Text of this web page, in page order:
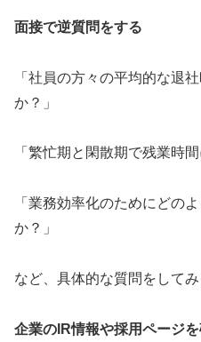
面接で逆質問をする
「社員の方々の平均的な退
か？」
「繁忙期と閑散期で残業時
「業務効率化のためにどの
か？」
など、具体的な質問をしてみ
企業のIR情報や採用ページ